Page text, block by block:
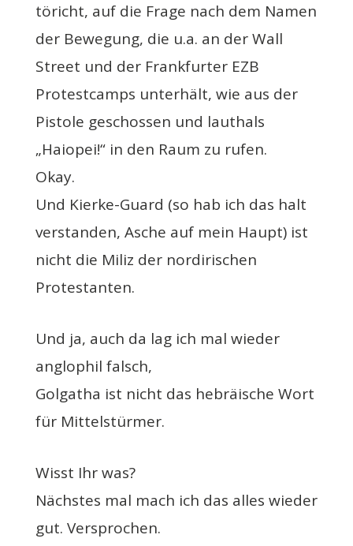
töricht, auf die Frage nach dem Namen
der Bewegung, die u.a. an der Wall
Street und der Frankfurter EZB
Protestcamps unterhält, wie aus der
Pistole geschossen und lauthals
„Haiopei!“ in den Raum zu rufen.
Okay.
Und Kierke-Guard (so hab ich das halt
verstanden, Asche auf mein Haupt) ist
nicht die Miliz der nordirischen
Protestanten.
Und ja, auch da lag ich mal wieder
anglophil falsch,
Golgatha ist nicht das hebräische Wort
für Mittelstürmer.
Wisst Ihr was?
Nächstes mal mach ich das alles wieder
gut. Versprochen.